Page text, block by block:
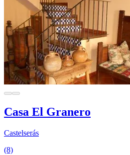
Casa El Granero
Castelserás
(8)